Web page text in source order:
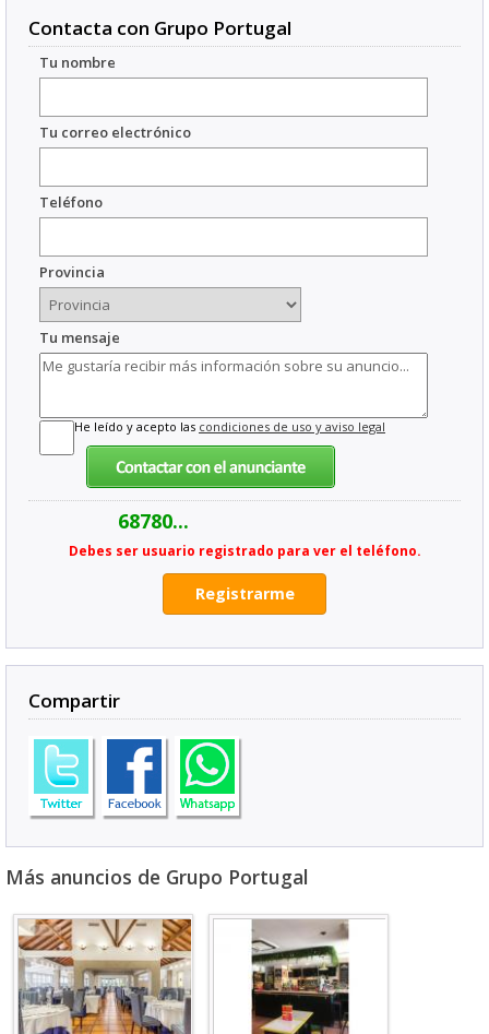
Contacta con Grupo Portugal
Tu nombre
Tu correo electrónico
Teléfono
Provincia
Tu mensaje
He leído y acepto las condiciones de uso y aviso legal
68780...
Debes ser usuario registrado para ver el teléfono.
Registrarme
Compartir
Más anuncios de Grupo Portugal